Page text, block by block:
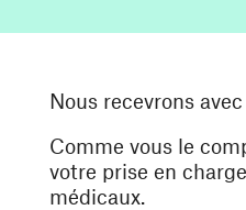
Nous recevrons
Comme vous le
votre prise en
médicaux.